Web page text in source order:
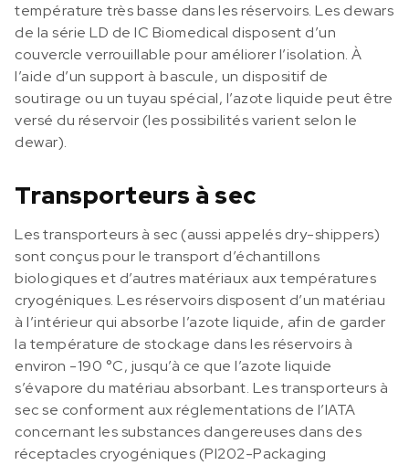
température très basse dans les réservoirs. Les dewars
de la série LD de IC Biomedical disposent d’un
couvercle verrouillable pour améliorer l’isolation. À
l’aide d’un support à bascule, un dispositif de
soutirage ou un tuyau spécial, l’azote liquide peut être
versé du réservoir (les possibilités varient selon le
dewar).
Transporteurs à sec
Les transporteurs à sec (aussi appelés dry-shippers)
sont conçus pour le transport d’échantillons
biologiques et d’autres matériaux aux températures
cryogéniques. Les réservoirs disposent d’un matériau
à l’intérieur qui absorbe l’azote liquide, afin de garder
la température de stockage dans les réservoirs à
environ -190 °C, jusqu’à ce que l’azote liquide
s’évapore du matériau absorbant. Les transporteurs à
sec se conforment aux réglementations de l’IATA
concernant les substances dangereuses dans des
réceptacles cryogéniques (PI202-Packaging